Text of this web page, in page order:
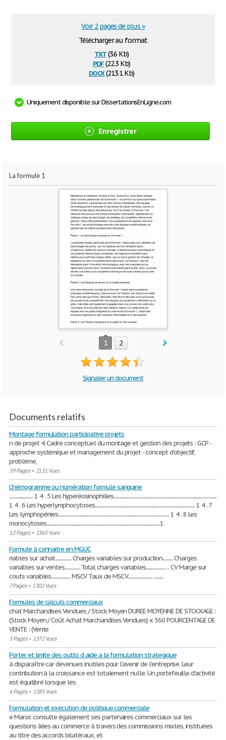
Télécharger au format
txt(3.6 Kb)
pdf(22.3 Kb)
docx(213.1 Kb)
Voir 2 pages de plus »
Uniquement disponible sur DissertationsEnLigne.com
Enregistrer
La formule 1
1 2
Signaler un document
Documents relatifs
Montage formulation participative projets
n de projet 4. Cadre conceptuel du montage et gestion des projets : GCP -
approche systémique et management du projet - concept d’objectif,
problème,
39 Pages• 2131 Vues
L'hémogramme ou numération formule sanguine
........................ 1 4 . 5 Les hyperéosinophilies........................................................................................................
1 4 . 6 Les hyperlymphocytoses..................................................................................................... 1 4 . 7
Les lymphopénies................................................................................................................ 1 4 . 8 Les
monocytoses...................................................................................................................1
12 Pages• 1365 Vues
Formule à connaitre en MGUC
riables sur achat................ Charges variables sur production.......... Charges
variables sur ventes............... Total charges variables.................... .. CV Marge sur
couts variables................... MSCV Taux de MSCV......................... .........
7 Pages• 1302 Vues
Formules de calculs commerciaux
chat Marchandises Vendues / Stock Moyen DUREE MOYENNE DE STOCKAGE :
(Stock Moyen / Coût Achat Marchandises Vendues) x 360 POURCENTAGE DE
VENTE : (Vente
3 Pages• 1572 Vues
Porter et limite des outils d aide a la formulation strategique
à disparaître car devenues inutiles pour l'avenir de l'entreprise. Leur
contribution à la croissance est totalement nulle. Un portefeuille d'activité
est équilibré lorsque les
6 Pages• 1585 Vues
Formulation et exécution de politique commerciale
e Maroc consulte également ses partenaires commerciaux sur les
questions liées au commerce à travers des commissions mixtes, instituées
au titre des accords bilatéraux, et